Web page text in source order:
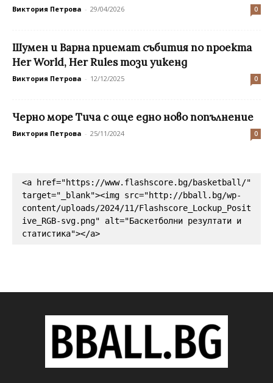
Виктория Петрова - 29/04/2026 0
Шумен и Варна приемат събития по проекта
Her World, Her Rules този уикенд
Виктория Петрова - 12/12/2025 0
Черно море Тича с още едно ново попълнение
Виктория Петрова - 25/11/2024 0
<a href="https://www.flashscore.bg/basketball/"
target="_blank"><img src="http://bball.bg/wp-
content/uploads/2024/11/Flashscore_Lockup_Posit
ive_RGB-svg.png" alt="Баскетболни резултати и
статистика"></a>